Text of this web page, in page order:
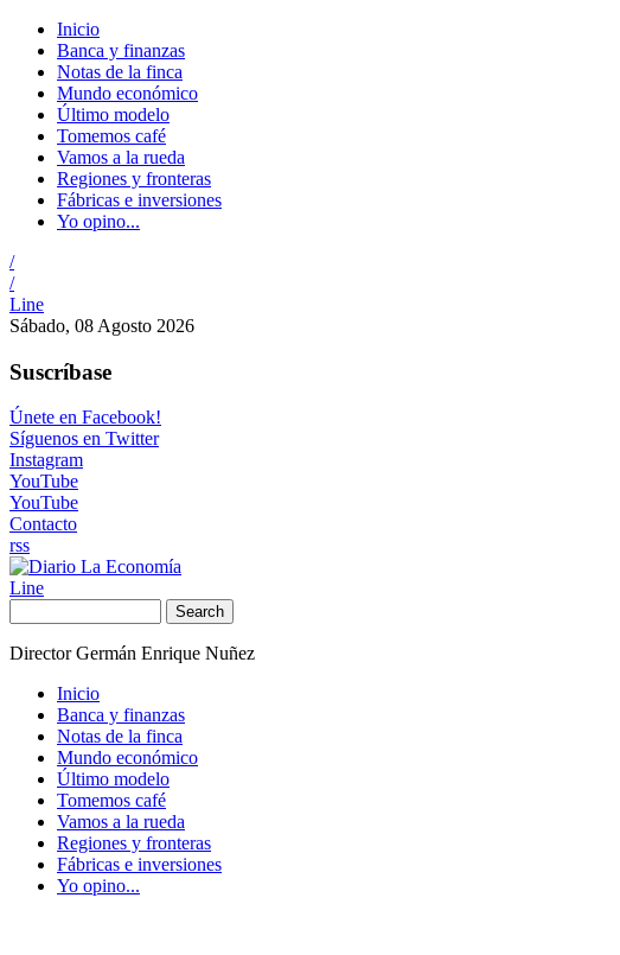
Inicio
Banca y finanzas
Notas de la finca
Mundo económico
Último modelo
Tomemos café
Vamos a la rueda
Regiones y fronteras
Fábricas e inversiones
Yo opino...
/
/
Line
Sábado, 08 Agosto 2026
Suscríbase
Únete en Facebook!
Síguenos en Twitter
Instagram
YouTube
YouTube
Contacto
rss
Line
Search
Director Germán Enrique Nuñez
Inicio
Banca y finanzas
Notas de la finca
Mundo económico
Último modelo
Tomemos café
Vamos a la rueda
Regiones y fronteras
Fábricas e inversiones
Yo opino...